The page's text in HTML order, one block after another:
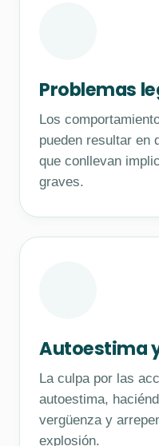
Problemas
Los
pueden resultar en
que conllevan
graves.
Autoestima
La culpa por las
autoestima,
vergüenza y
explosión.